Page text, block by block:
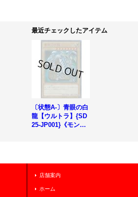
最近チェックしたアイテム
〔状態A-〕青眼の白
龍【ウルトラ】{SD
25-JP001}《モンス
店舗案内
ホーム